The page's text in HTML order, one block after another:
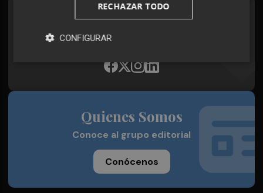
Síguenos en redes
Plaza Podcast, desde cualquier medio
Quienes Somos
Conoce al grupo editorial
Conócenos
RECHAZAR TODO
CONFIGURAR